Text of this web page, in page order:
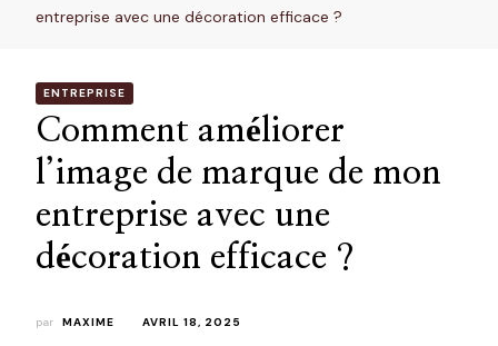
entreprise avec une décoration efficace ?
ENTREPRISE
Comment améliorer
l’image de marque de mon
entreprise avec une
décoration efficace ?
par MAXIME AVRIL 18, 2025